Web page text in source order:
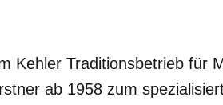
Kehler Traditionsbetrieb für
ab 1958 zum